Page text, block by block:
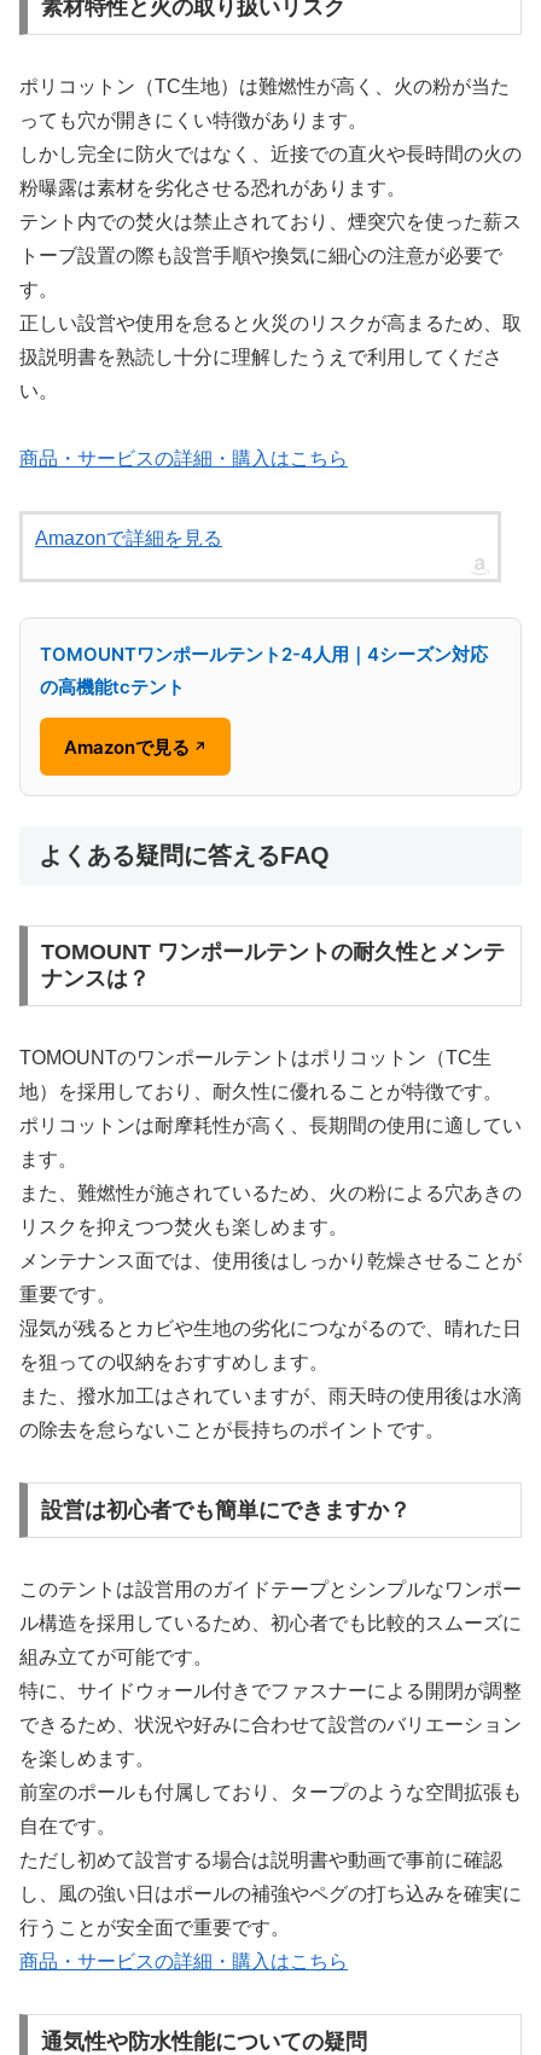
素材特性と火の取り扱いリスク
ポリコットン（TC生地）は難燃性が高く、火の粉が当た
っても穴が開きにくい特徴があります。
しかし完全に防火ではなく、近接での直火や長時間の火の
粉曝露は素材を劣化させる恐れがあります。
テント内での焚火は禁止されており、煙突穴を使った薪ス
トーブ設置の際も設営手順や換気に細心の注意が必要で
す。
正しい設営や使用を怠ると火災のリスクが高まるため、取
扱説明書を熟読し十分に理解したうえで利用してくださ
い。
商品・サービスの詳細・購入はこちら
Amazonで詳細を見る
TOMOUNTワンポールテント2-4人用｜4シーズン対応
の高機能tcテント
Amazonで見る ↗
よくある疑問に答えるFAQ
TOMOUNT ワンポールテントの耐久性とメンテ
ナンスは？
TOMOUNTのワンポールテントはポリコットン（TC生
地）を採用しており、耐久性に優れることが特徴です。
ポリコットンは耐摩耗性が高く、長期間の使用に適してい
ます。
また、難燃性が施されているため、火の粉による穴あきの
リスクを抑えつつ焚火も楽しめます。
メンテナンス面では、使用後はしっかり乾燥させることが
重要です。
湿気が残るとカビや生地の劣化につながるので、晴れた日
を狙っての収納をおすすめします。
また、撥水加工はされていますが、雨天時の使用後は水滴
の除去を怠らないことが長持ちのポイントです。
設営は初心者でも簡単にできますか？
このテントは設営用のガイドテープとシンプルなワンポー
ル構造を採用しているため、初心者でも比較的スムーズに
組み立てが可能です。
特に、サイドウォール付きでファスナーによる開閉が調整
できるため、状況や好みに合わせて設営のバリエーション
を楽しめます。
前室のポールも付属しており、タープのような空間拡張も
自在です。
ただし初めて設営する場合は説明書や動画で事前に確認
し、風の強い日はポールの補強やペグの打ち込みを確実に
行うことが安全面で重要です。
商品・サービスの詳細・購入はこちら
通気性や防水性能についての疑問